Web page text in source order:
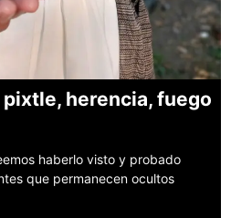
herencia, fuego
haberlo visto y probado
que permanecen ocultos